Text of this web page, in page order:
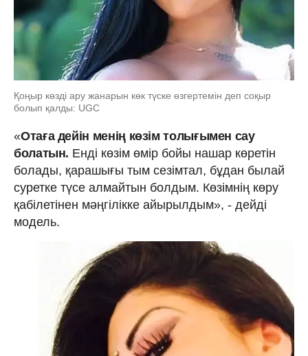
Қоңыр көзді ару жанарын көк түске өзгертемін деп соқыр
болып қалды: UGC
«Отаға дейін менің көзім толығымен сау
болатын. Енді көзім өмір бойы нашар көретін
болады, қарашығы тым сезімтал, бұдан былай
суретке түсе алмайтын болдым. Көзімнің көру
қабілетінен мәңгілікке айырылдым», - дейді
модель.